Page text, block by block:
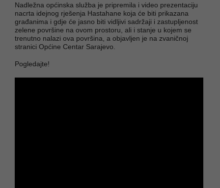
Nadležna općinska služba je pripremila i video prezentaciju
nacrta idejnog rješenja Hastahane koja će biti prikazana
građanima i gdje će jasno biti vidljivi sadržaji i zastupljenost
zelene površine na ovom prostoru, ali i stanje u kojem se
trenutno nalazi ova površina, a objavljen je na zvaničnoj
stranici Općine Centar Sarajevo.
Pogledajte!